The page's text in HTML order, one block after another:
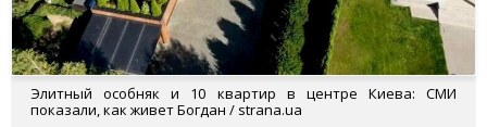
Элитный особняк и 10 квартир в центре Киева: СМИ
показали, как живет Богдан / strana.ua